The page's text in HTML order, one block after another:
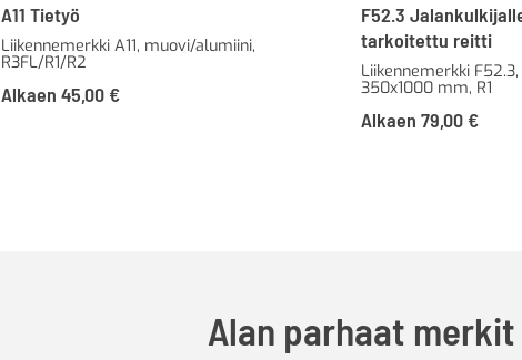
A11 Tietyö
Liikennemerkki A11, muovi/alumiini,
R3FL/R1/R2
Alkaen 45,00 €
F52.3
tarkoitettu reitti
Liikennemerkki
350x1000 mm, R1
Alkaen 79,00 €
Alan parhaat merkit